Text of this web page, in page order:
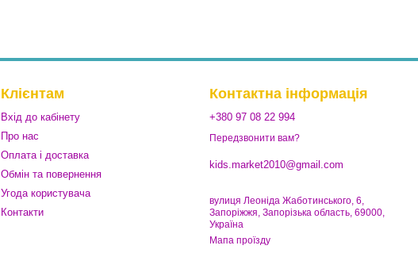
Клієнтам
Вхід до кабінету
Про нас
Оплата і доставка
Обмін та повернення
Угода користувача
Контакти
Контактна інформація
+380 97 08 22 994
Передзвонити вам?
kids.market2010@gmail.com
вулиця Леоніда Жаботинського, 6,
Запоріжжя, Запорізька область, 69000,
Україна
Мапа проїзду